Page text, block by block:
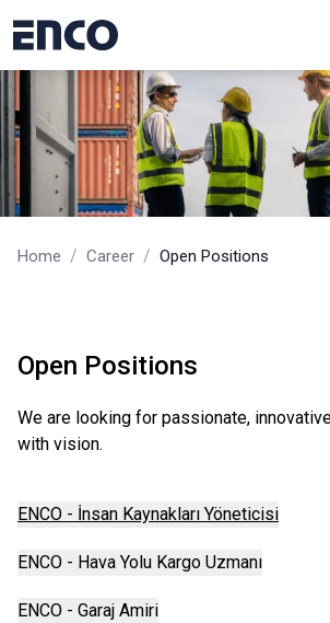
Home / Career / Open Positions
Open Positions
We are looking for passionate,
with vision.
ENCO - İnsan Kaynakları Yöneticisi
ENCO - Hava Yolu Kargo Uzmanı
ENCO - Garaj Amiri